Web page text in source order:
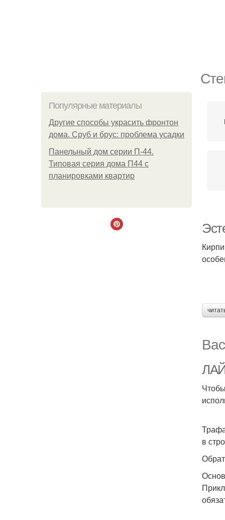
Популярные материалы
Другие способы украсить фронтон
дома. Сруб и брус: проблема усадки
Панельный дом серии П-44.
Типовая серия дома П44 с
планировками квартир
в